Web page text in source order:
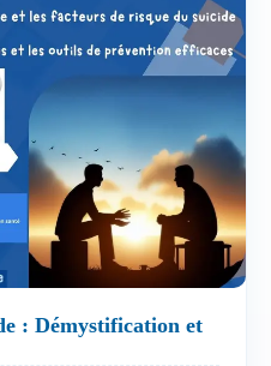
: Démystification et